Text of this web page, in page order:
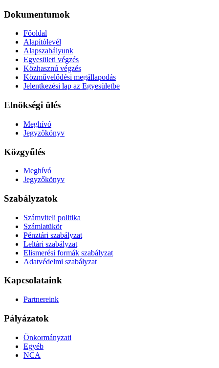
Dokumentumok
Főoldal
Alapítólevél
Alapszabályunk
Egyesületi végzés
Közhasznú végzés
Közművelődési megállapodás
Jelentkezési lap az Egyesületbe
Elnökségi ülés
Meghívó
Jegyzőkönyv
Közgyűlés
Meghívó
Jegyzőkönyv
Szabályzatok
Számviteli politika
Számlatükör
Pénztári szabályzat
Leltári szabályzat
Elismerési formák szabályzat
Adatvédelmi szabályzat
Kapcsolataink
Partnereink
Pályázatok
Önkormányzati
Egyéb
NCA